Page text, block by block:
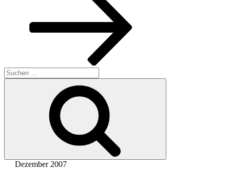
Suchen
nach:
Dezember 2007